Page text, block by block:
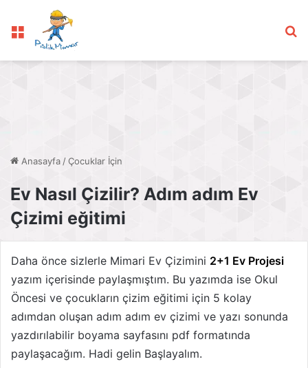
Menü
Anasayfa /Çocuklar İçin
Ev Nasıl Çizilir? Adım adım Ev
Çizimi eğitimi
Daha önce sizlerle Mimari Ev Çizimini 2+1 Ev Projesi
yazım içerisinde paylaşmıştım. Bu yazımda ise Okul
Öncesi ve çocukların çizim eğitimi için 5 kolay
adımdan oluşan adım adım ev çizimi ve yazı sonunda
yazdırılabilir boyama sayfasını pdf formatında
paylaşacağım. Hadi gelin Başlayalım.